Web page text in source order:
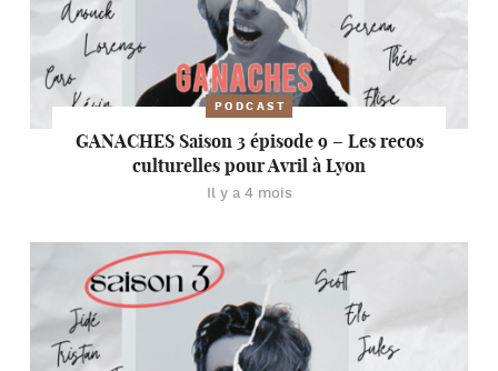
PODCAST
GANACHES Saison 3 épisode 9 – Les recos
culturelles pour Avril à Lyon
Il y a 4 mois